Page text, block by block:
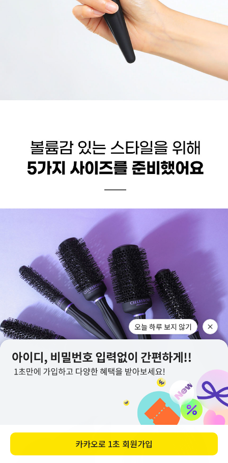
오늘 하루 보지 않기
카카오로 1초 회원가입